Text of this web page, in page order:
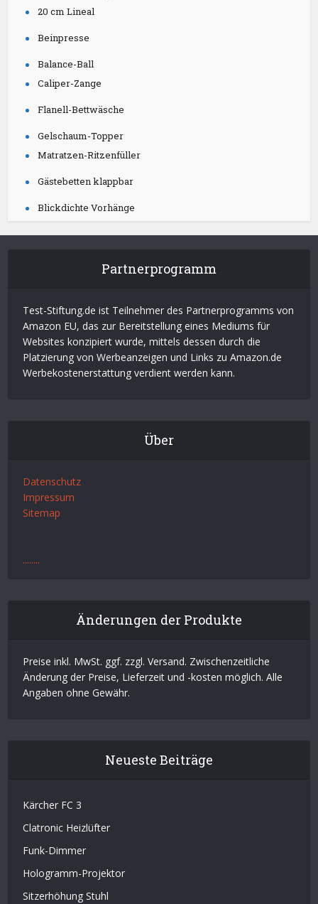
20 cm Lineal
Beinpresse
Balance-Ball
Caliper-Zange
Flanell-Bettwäsche
Gelschaum-Topper
Matratzen-Ritzenfüller
Gästebetten klappbar
Blickdichte Vorhänge
Partnerprogramm
Test-Stiftung.de ist Teilnehmer des Partnerprogramms von
Amazon EU, das zur Bereitstellung eines Mediums für
Websites konzipiert wurde, mittels dessen durch die
Platzierung von Werbeanzeigen und Links zu Amazon.de
Werbekostenerstattung verdient werden kann.
Über
Datenschutz
Impressum
Sitemap
........
Änderungen der Produkte
Preise inkl. MwSt. ggf. zzgl. Versand. Zwischenzeitliche
Änderung der Preise, Lieferzeit und -kosten möglich. Alle
Angaben ohne Gewähr.
Neueste Beiträge
Kärcher FC 3
Clatronic Heizlüfter
Funk-Dimmer
Hologramm-Projektor
Sitzerhöhung Stuhl